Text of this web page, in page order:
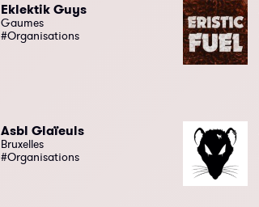
Eklektik Guys
Gaumes
#Organisations
Asbl Glaïeuls
Bruxelles
#Organisations